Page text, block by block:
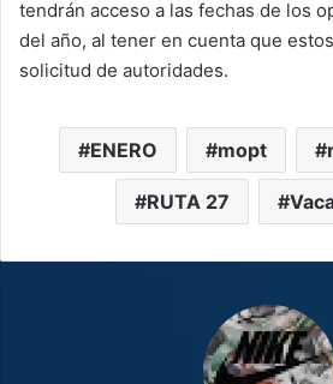
tendrán acceso a las fechas de los
del año, al tener en cuenta que
solicitud de autoridades.
ENERO mopt
RUTA 27